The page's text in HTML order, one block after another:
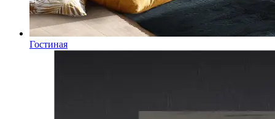
Гостиная